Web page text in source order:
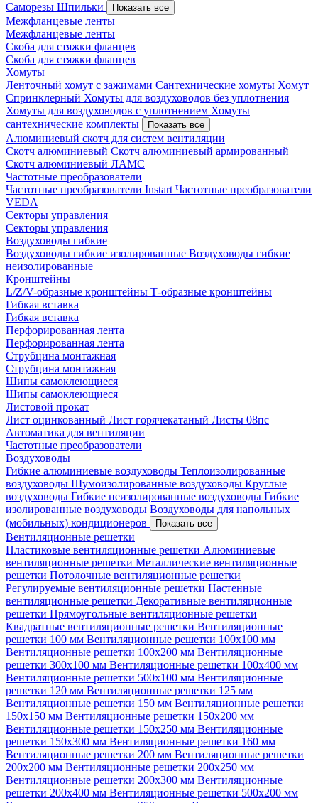
Саморезы Шпильки Показать все
Межфланцевые ленты
Межфланцевые ленты
Скоба для стяжки фланцев
Скоба для стяжки фланцев
Хомуты
Ленточный хомут с зажимами Сантехнические хомуты Хомут
Спринклерный Хомуты для воздуховодов без уплотнения
Хомуты для воздуховодов с уплотнением Хомуты
сантехнические комплекты
Показать все
Алюминиевый скотч для систем вентиляции
Скотч алюминиевый Скотч алюминиевый армированный
Скотч алюминиевый ЛАМС
Частотные преобразователи
Частотные преобразователи Instart Частотные преобразователи
VEDA
Секторы управления
Секторы управления
Воздуховоды гибкие
Воздуховоды гибкие изолированные Воздуховоды гибкие
неизолированные
Кронштейны
L/Z/V-образные кронштейны Т-образные кронштейны
Гибкая вставка
Гибкая вставка
Перфорированная лента
Перфорированная лента
Струбцина монтажная
Струбцина монтажная
Шипы самоклеющиеся
Шипы самоклеющиеся
Листовой прокат
Лист оцинкованный Лист горячекатаный Листы 08пс
Автоматика для вентиляции
Частотные преобразователи
Воздуховоды
Гибкие алюминиевые воздуховоды Теплоизолированные
воздуховоды Шумоизолированные воздуховоды Круглые
воздуховоды Гибкие неизолированные воздуховоды Гибкие
изолированные воздуховоды Воздуховоды для напольных
(мобильных) кондиционеров
Показать все
Вентиляционные решетки
Пластиковые вентиляционные решетки Алюминиевые
вентиляционные решетки Металлические вентиляционные
решетки Потолочные вентиляционные решетки
Регулируемые вентиляционные решетки Настенные
вентиляционные решетки Декоративные вентиляционные
решетки Прямоугольные вентиляционные решетки
Квадратные вентиляционные решетки Вентиляционные
решетки 100 мм Вентиляционные решетки 100х100 мм
Вентиляционные решетки 100х200 мм Вентиляционные
решетки 300х100 мм Вентиляционные решетки 100х400 мм
Вентиляционные решетки 500х100 мм Вентиляционные
решетки 120 мм Вентиляционные решетки 125 мм
Вентиляционные решетки 150 мм Вентиляционные решетки
150х150 мм Вентиляционные решетки 150х200 мм
Вентиляционные решетки 150х250 мм Вентиляционные
решетки 150х300 мм Вентиляционные решетки 160 мм
Вентиляционные решетки 200 мм Вентиляционные решетки
200х200 мм Вентиляционные решетки 200х250 мм
Вентиляционные решетки 200х300 мм Вентиляционные
решетки 200х400 мм Вентиляционные решетки 500х200 мм